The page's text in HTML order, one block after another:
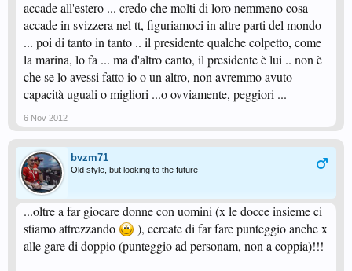
accade all'estero ... credo che molti di loro nemmeno cosa
accade in svizzera nel tt, figuriamoci in altre parti del mondo
... poi di tanto in tanto .. il presidente qualche colpetto, come
la marina, lo fa ... ma d'altro canto, il presidente è lui .. non è
che se lo avessi fatto io o un altro, non avremmo avuto
capacità uguali o migliori ...o ovviamente, peggiori ...
6 Nov 2012
bvzm71
Old style, but looking to the future
...oltre a far giocare donne con uomini (x le docce insieme ci
stiamo attrezzando
), cercate di far fare punteggio anche x
alle gare di doppio (punteggio ad personam, non a coppia)!!!